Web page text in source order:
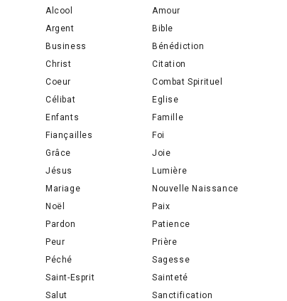
Alcool
Amour
Argent
Bible
Business
Bénédiction
Christ
Citation
Coeur
Combat Spirituel
Célibat
Eglise
Enfants
Famille
Fiançailles
Foi
Grâce
Joie
Jésus
Lumière
Mariage
Nouvelle Naissance
Noël
Paix
Pardon
Patience
Peur
Prière
Péché
Sagesse
Saint-Esprit
Sainteté
Salut
Sanctification